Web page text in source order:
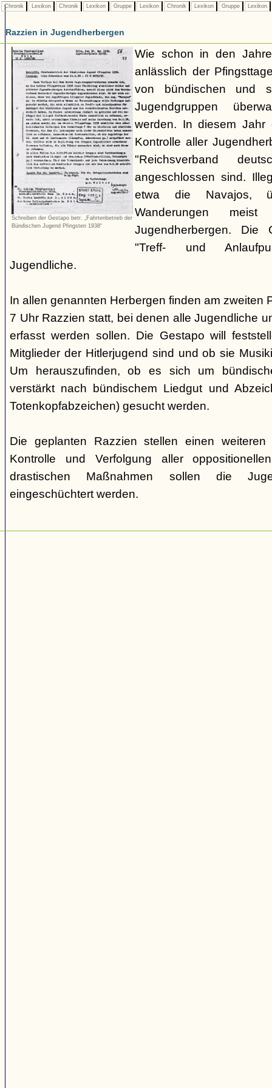
Chronik Lexikon Chronik Lexikon Gruppe Lexikon Chronik Lexikon Gruppe Lexikon
Razzien in Jugendherbergen
Schreiben der Gestapo betr. „Fahrtenbetrieb der
Bündischen Jugend Pfingsten 1938“
Wie schon in den
anlässlich der
von bündischen und
Jugendgruppen
werden. In diesem Jahr
Kontrolle aller
"Reichsverband
angeschlossen sind.
etwa die Navajos,
Wanderungen
Jugendherbergen.
"Treff- und
Jugendliche.
In allen genannten Herbergen finden am zweiten
7 Uhr Razzien statt, bei denen alle Jugendliche
erfasst werden sollen. Die Gestapo will
Mitglieder der Hitlerjugend sind und ob sie
Um herauszufinden, ob es sich um
verstärkt nach bündischem Liedgut und
Totenkopfabzeichen) gesucht werden.
Die geplanten Razzien stellen einen weiteren
Kontrolle und Verfolgung aller
drastischen Maßnahmen sollen die
eingeschüchtert werden.